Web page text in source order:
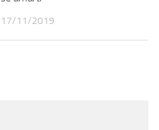
17/11/2019